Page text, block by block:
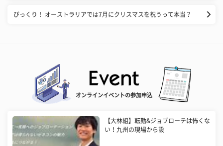
びっくり！ オーストラリアでは7月にクリスマスを祝うって本当？
オンラインイベントの参加申込
【大林組】転勤&ジョブローテは怖くな
い！九州の現場から設